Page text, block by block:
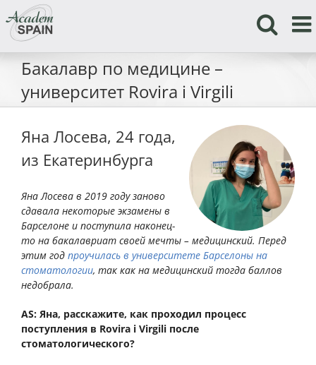
to
content
Бакалавр по медицине –
университет Rovira i Virgili
Яна Лосева, 24 года,
из Екатеринбурга
Яна Лосева в 2019 году заново
сдавала некоторые экзамены в
Барселоне и поступила наконец-
то на бакалавриат своей мечты – медицинский. Перед
этим год проучилась в университете Барселоны на
стоматологии, так как на медицинский тогда баллов
недобрала.
AS: Яна, расскажите, как проходил процесс
поступления в Rovira i Virgili после
стоматологического?